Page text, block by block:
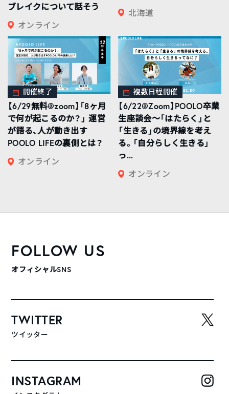
ブレイクについて話そう
オンライン
北海道
開催終了
【6/29無料@zoom】「8ヶ月
で何が起こるのか？」 運営
が語る、人が動き出す
POOLO LIFEの裏側とは？
オンライン
複数日程開催
【6/22@Zoom】POOLO卒業
生座談会〜「はたらく」と
「生きる」の境界線を考え
る。「自分らしく生きる」
っ...
オンライン
FOLLOW US
オフィシャルSNS
TWITTER
ツイッター
INSTAGRAM